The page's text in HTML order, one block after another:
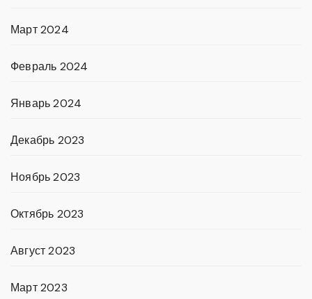
Март 2024
Февраль 2024
Январь 2024
Декабрь 2023
Ноябрь 2023
Октябрь 2023
Август 2023
Март 2023